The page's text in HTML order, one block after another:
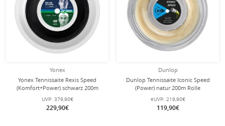
Yonex
Yonex Tennissaite Rexis Speed
(Komfort+Power) schwarz 200m
Rolle
UVP: 379,90€
229,90€
Dunlop
Dunlop Tennissaite Iconic Speed
(Power) natur 200m Rolle
eUVP: 219,90€
119,90€